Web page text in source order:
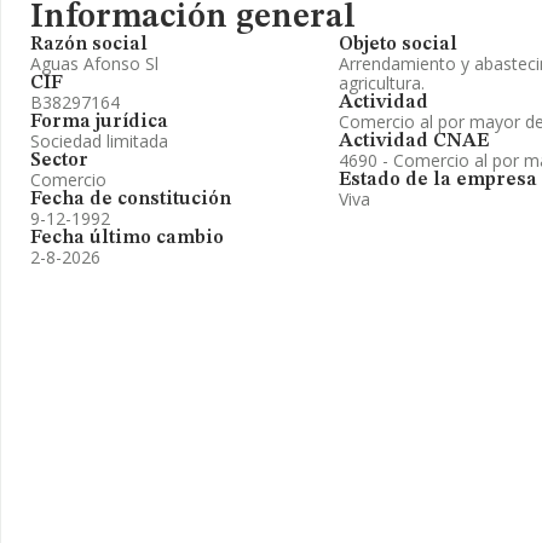
Información general
Razón social
Aguas Afonso Sl
CIF
B38297164
Forma jurídica
Sociedad limitada
Sector
Comercio
Fecha de constitución
9-12-1992
Fecha último cambio
2-8-2026
Objeto social
Arrendamiento y
agricultura.
Actividad
Comercio al por mayor
Actividad CNAE
4690 - Comercio al por
Estado de la empresa
Viva